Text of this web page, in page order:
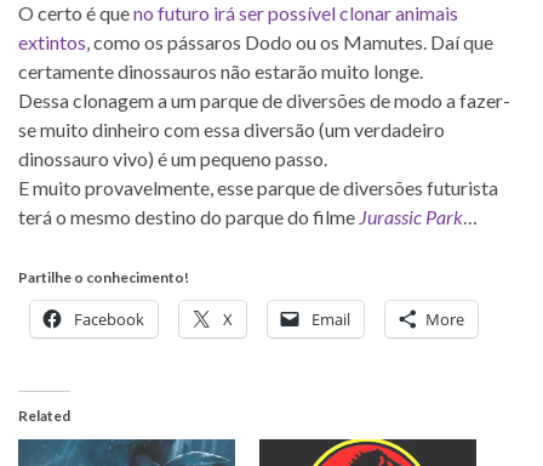
O certo é queno futuro irá ser possível clonar animais
extintos, como os pássaros Dodo ou os Mamutes. Daí que
certamente dinossauros não estarão muito longe.
Dessa clonagem a um parque de diversões de modo a fazer-
se muito dinheiro com essa diversão (um verdadeiro
dinossauro vivo) é um pequeno passo.
E muito provavelmente, esse parque de diversões futurista
terá o mesmo destino do parque do filme Jurassic Park…
Partilhe o conhecimento!
Facebook X Email More
Related